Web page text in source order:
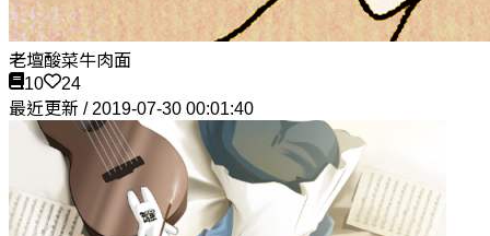
老壇酸菜牛肉面
10
24
最近更新 / 2019-07-30 00:01:40